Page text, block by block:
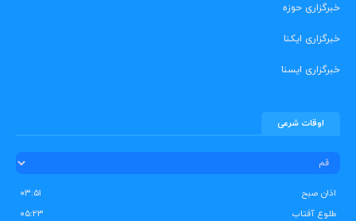
خبرگزاری حوزه
خبرگزاری ایکنا
خبرگزاری ایسنا
اوقات شرعی
اذان صبح
۰۳:۵۱
طلوع آفتاب
۰۵:۲۳